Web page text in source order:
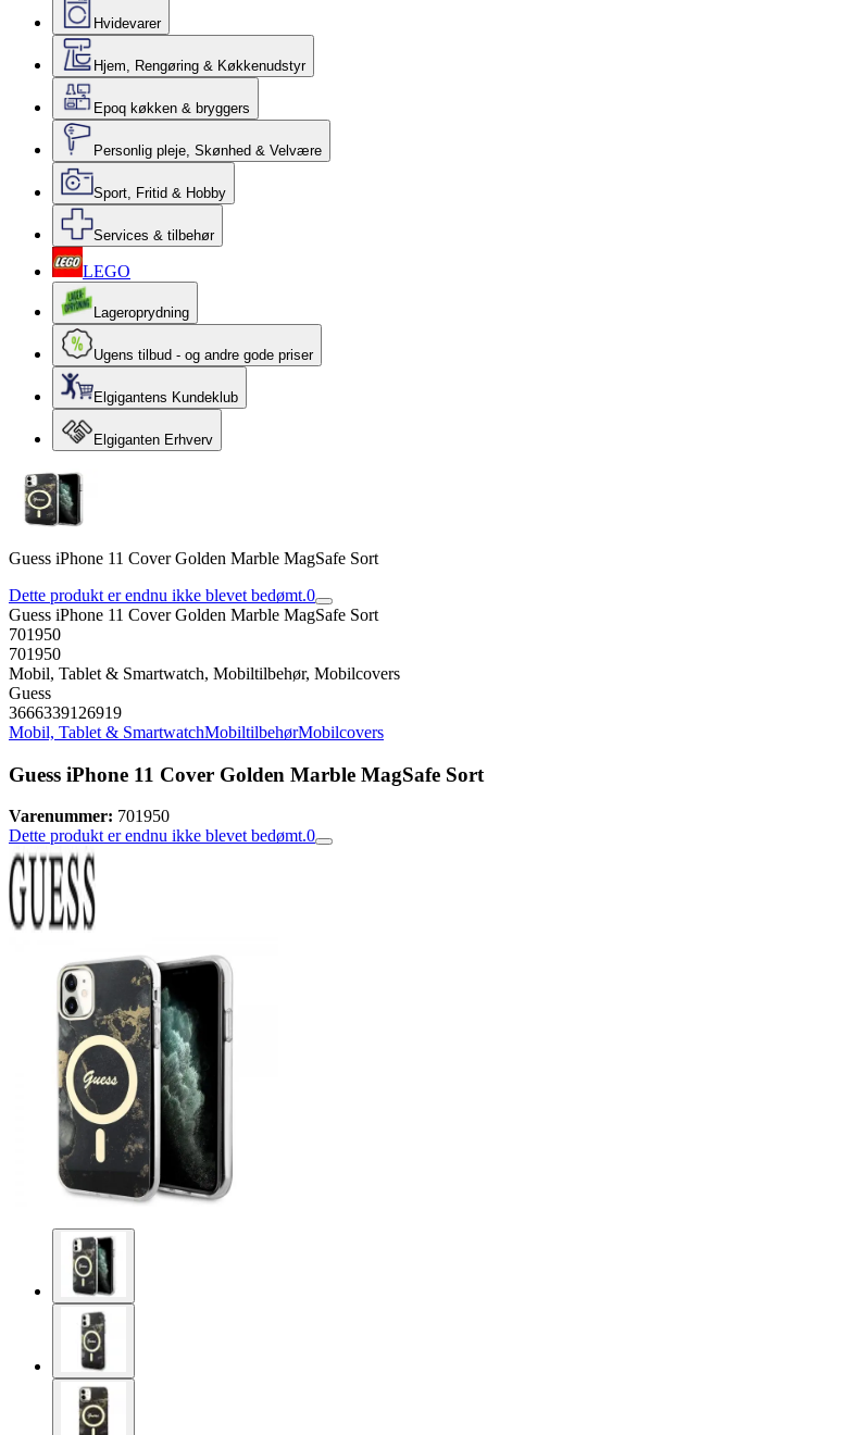
Hvidevarer
Hjem, Rengøring & Køkkenudstyr
Epoq køkken & bryggers
Personlig pleje, Skønhed & Velvære
Sport, Fritid & Hobby
Services & tilbehør
LEGO
Lageroprydning
Ugens tilbud - og andre gode priser
Elgigantens Kundeklub
Elgiganten Erhverv
Guess iPhone 11 Cover Golden Marble MagSafe Sort
Dette produkt er endnu ikke blevet bedømt.0
Guess iPhone 11 Cover Golden Marble MagSafe Sort
701950
701950
Mobil, Tablet & Smartwatch, Mobiltilbehør, Mobilcovers
Guess
3666339126919
Mobil, Tablet & SmartwatchMobiltilbehørMobilcovers
Guess iPhone 11 Cover Golden Marble MagSafe Sort
Varenummer: 701950
Dette produkt er endnu ikke blevet bedømt.0